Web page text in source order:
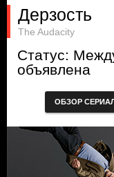
Дерзость
The Audacity
Статус:
объявлена
ОБЗОР